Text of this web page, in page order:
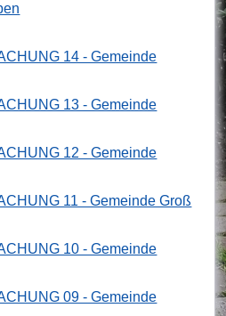
14 - Gemeinde
13 - Gemeinde
12 - Gemeinde
11 - Gemeinde Groß
10 - Gemeinde
09 - Gemeinde